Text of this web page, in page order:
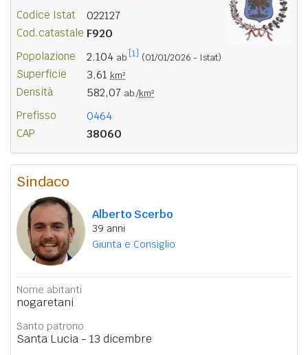
Codice Istat 022127
Cod.catastale F920
Popolazione 2.104 ab. [1] (01/01/2026 - Istat)
Superficie 3,61 km²
Densità 582,07 ab./km²
Prefisso 0464
CAP 38060
Sindaco
Alberto Scerbo
39 anni
Giunta e Consiglio
Nome abitanti
nogaretani
Santo patrono
Santa Lucia - 13 dicembre